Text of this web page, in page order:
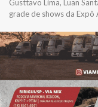
Gusttavo Lima, Luan
grade de shows da